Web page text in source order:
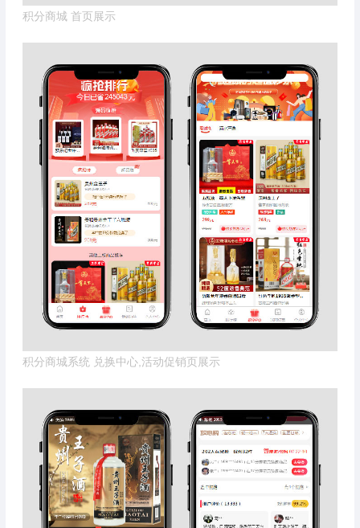
积分商城 首页展示
积分商城系统 兑换中心,活动促销页展示